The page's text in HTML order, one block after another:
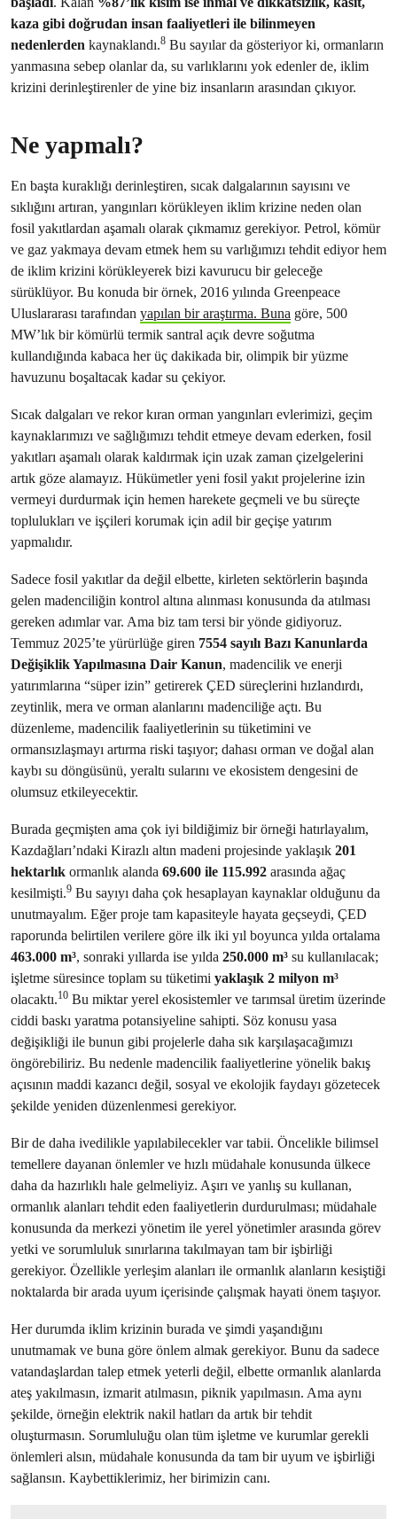
kaza gibi doğrudan insan faaliyetleri ile bilinmeyen
nedenlerden kaynaklandı.8 Bu sayılar da gösteriyor ki, ormanların
yanmasına sebep olanlar da, su varlıklarını yok edenler de, iklim
krizini derinleştirenler de yine biz insanların arasından çıkıyor.
Ne yapmalı?
En başta kuraklığı derinleştiren, sıcak dalgalarının sayısını ve
sıklığını artıran, yangınları körükleyen iklim krizine neden olan
fosil yakıtlardan aşamalı olarak çıkmamız gerekiyor. Petrol, kömür
ve gaz yakmaya devam etmek hem su varlığımızı tehdit ediyor hem
de iklim krizini körükleyerek bizi kavurucu bir geleceğe
sürüklüyor. Bu konuda bir örnek, 2016 yılında Greenpeace
Uluslararası tarafından yapılan bir araştırma. Buna göre, 500
MW’lık bir kömürlü termik santral açık devre soğutma
kullandığında kabaca her üç dakikada bir, olimpik bir yüzme
havuzunu boşaltacak kadar su çekiyor.
Sıcak dalgaları ve rekor kıran orman yangınları evlerimizi, geçim
kaynaklarımızı ve sağlığımızı tehdit etmeye devam ederken, fosil
yakıtları aşamalı olarak kaldırmak için uzak zaman çizelgelerini
artık göze alamayız. Hükümetler yeni fosil yakıt projelerine izin
vermeyi durdurmak için hemen harekete geçmeli ve bu süreçte
toplulukları ve işçileri korumak için adil bir geçişe yatırım
yapmalıdır.
Sadece fosil yakıtlar da değil elbette, kirleten sektörlerin başında
gelen madenciliğin kontrol altına alınması konusunda da atılması
gereken adımlar var. Ama biz tam tersi bir yönde gidiyoruz.
Temmuz 2025’te yürürlüğe giren 7554 sayılı Bazı Kanunlarda
Değişiklik Yapılmasına Dair Kanun, madencilik ve enerji
yatırımlarına “süper izin” getirerek ÇED süreçlerini hızlandırdı,
zeytinlik, mera ve orman alanlarını madenciliğe açtı. Bu
düzenleme, madencilik faaliyetlerinin su tüketimini ve
ormansızlaşmayı artırma riski taşıyor; dahası orman ve doğal alan
kaybı su döngüsünü, yeraltı sularını ve ekosistem dengesini de
olumsuz etkileyecektir.
Burada geçmişten ama çok iyi bildiğimiz bir örneği hatırlayalım,
Kazdağları’ndaki Kirazlı altın madeni projesinde yaklaşık 201
hektarlık ormanlık alanda 69.600 ile 115.992 arasında ağaç
kesilmişti.9 Bu sayıyı daha çok hesaplayan kaynaklar olduğunu da
unutmayalım. Eğer proje tam kapasiteyle hayata geçseydi, ÇED
raporunda belirtilen verilere göre ilk iki yıl boyunca yılda ortalama
463.000 m³, sonraki yıllarda ise yılda 250.000 m³ su kullanılacak;
işletme süresince toplam su tüketimi yaklaşık 2 milyon m³
olacaktı.10 Bu miktar yerel ekosistemler ve tarımsal üretim üzerinde
ciddi baskı yaratma potansiyeline sahipti. Söz konusu yasa
değişikliği ile bunun gibi projelerle daha sık karşılaşacağımızı
öngörebiliriz. Bu nedenle madencilik faaliyetlerine yönelik bakış
açısının maddi kazancı değil, sosyal ve ekolojik faydayı gözetecek
şekilde yeniden düzenlenmesi gerekiyor.
Bir de daha ivedilikle yapılabilecekler var tabii. Öncelikle bilimsel
temellere dayanan önlemler ve hızlı müdahale konusunda ülkece
daha da hazırlıklı hale gelmeliyiz. Aşırı ve yanlış su kullanan,
ormanlık alanları tehdit eden faaliyetlerin durdurulması; müdahale
konusunda da merkezi yönetim ile yerel yönetimler arasında görev
yetki ve sorumluluk sınırlarına takılmayan tam bir işbirliği
gerekiyor. Özellikle yerleşim alanları ile ormanlık alanların kesiştiği
noktalarda bir arada uyum içerisinde çalışmak hayati önem taşıyor.
Her durumda iklim krizinin burada ve şimdi yaşandığını
unutmamak ve buna göre önlem almak gerekiyor. Bunu da sadece
vatandaşlardan talep etmek yeterli değil, elbette ormanlık alanlarda
ateş yakılmasın, izmarit atılmasın, piknik yapılmasın. Ama aynı
şekilde, örneğin elektrik nakil hatları da artık bir tehdit
oluşturmasın. Sorumluluğu olan tüm işletme ve kurumlar gerekli
önlemleri alsın, müdahale konusunda da tam bir uyum ve işbirliği
sağlansın. Kaybettiklerimiz, her birimizin canı.